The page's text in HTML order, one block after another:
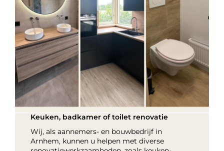
Keuken, badkamer of toilet renovatie
Wij, als aannemers- en bouwbedrijf in
Arnhem, kunnen u helpen met diverse